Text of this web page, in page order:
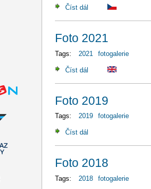
Číst dál Photo 2021
Foto 2021
Tags: 2021 fotogalerie
Číst dál Foto 2021
Foto 2019
Tags: 2019 fotogalerie
Číst dál
Foto 2018
Tags: 2018 fotogalerie